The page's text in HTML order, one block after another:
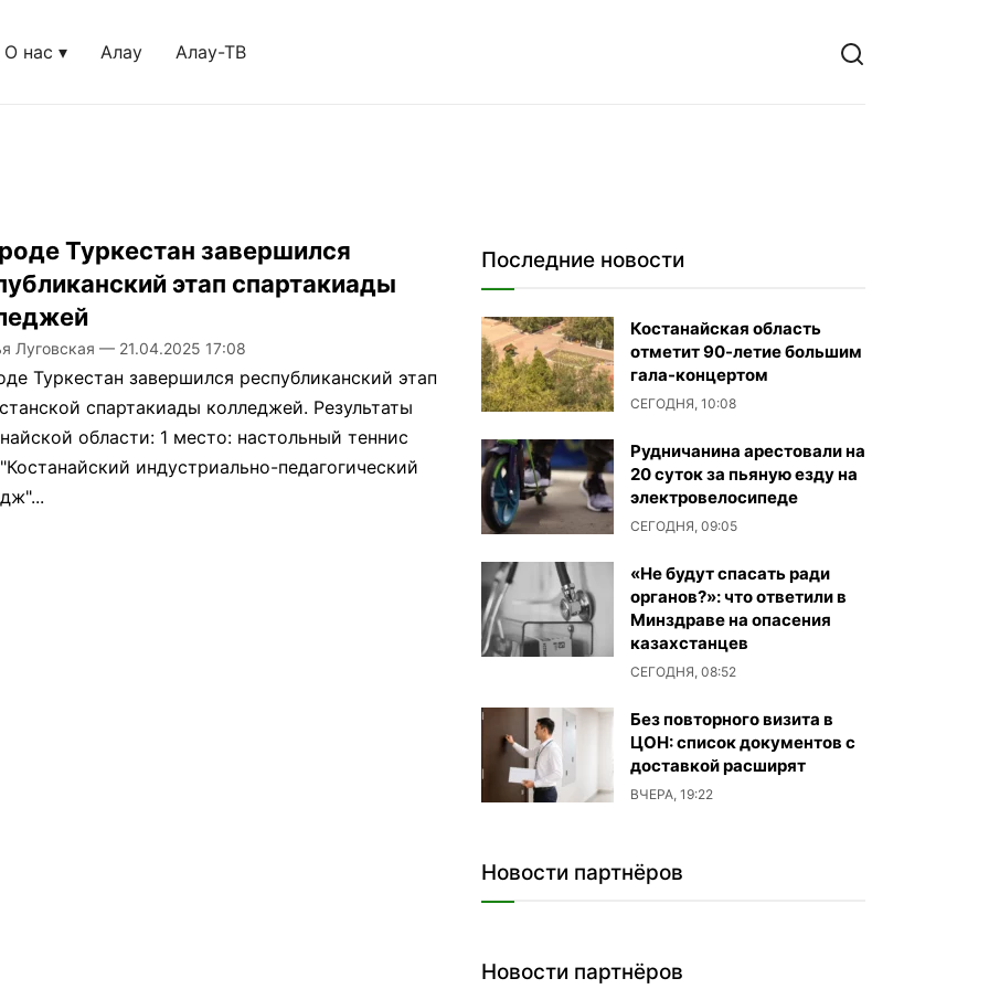
О нас Алау Алау-ТВ
страница 1
Туркестан завершился
этап спартакиады
Луговская — 21.04.2025 17:08
Туркестан завершился республиканский этап
спартакиады колледжей. Результаты
области: 1 место: настольный теннис
индустриально-педагогический
Последние новости
Костанайская область
отметит 90-летие большим
гала-концертом
СЕГОДНЯ, 10:08
Рудничанина арестовали на
20 суток за пьяную езду на
электровелосипеде
СЕГОДНЯ, 09:05
«Не будут спасать ради
органов?»: что ответили в
Минздраве на опасения
казахстанцев
СЕГОДНЯ, 08:52
Без повторного визита в
ЦОН: список документов с
доставкой расширят
ВЧЕРА, 19:22
Новости партнёров
Новости партнёров